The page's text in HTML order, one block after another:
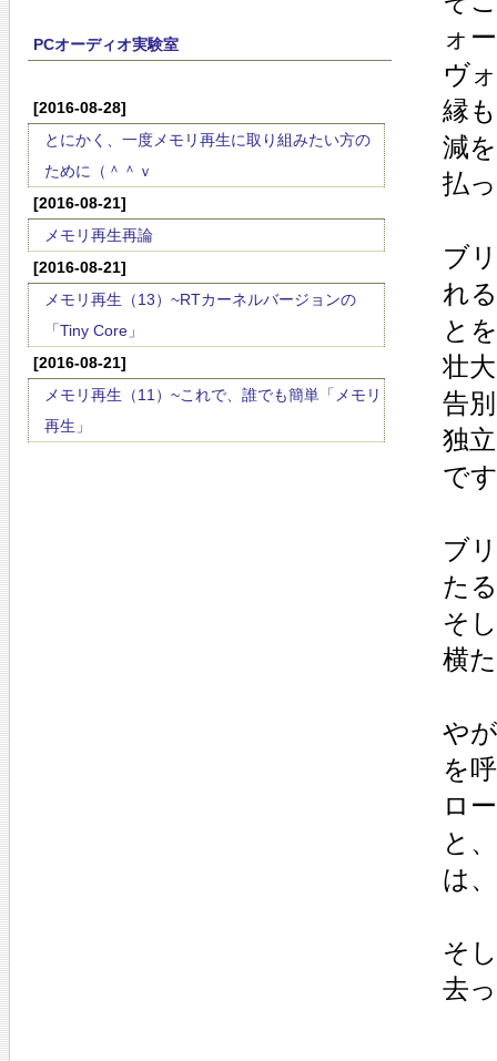
PCオーディオ実験室
[2016-08-28]
とにかく、一度メモリ再生に取り組みたい方の
ために（＾＾ｖ
[2016-08-21]
メモリ再生再論
[2016-08-21]
メモリ再生（13）~RTカーネルバージョンの
「Tiny Core」
[2016-08-21]
メモリ再生（11）~これで、誰でも簡単「メモリ
再生」
ォ
ヴ
縁
減
払
ブ
れ
と
壮
告
独
で
ブ
た
そ
横
や
を
ロ
と
は
そ
去